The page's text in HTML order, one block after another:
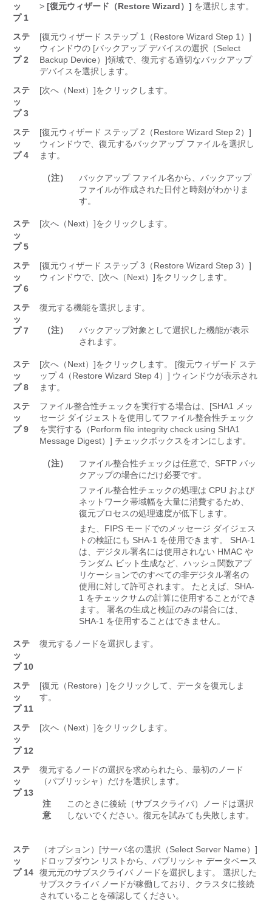
ッ
プ 1
> [復元ウィザード（Restore Wizard）] を選択します。
ステ
ッ
プ 2
[復元ウィザード ステップ 1（Restore Wizard Step 1）]
ウィンドウの [バックアップ デバイスの選択（Select
Backup Device）]領域で、復元する適切なバックアップ
デバイスを選択します。
ステ
ッ
プ 3
[次へ（Next）]をクリックします。
ステ
ッ
プ 4
[復元ウィザード ステップ 2（Restore Wizard Step 2）]
ウィンドウで、復元するバックアップ ファイルを選択し
ます。
（注）
バックアップ ファイル名から、バックアップ
ファイルが作成された日付と時刻がわかりま
す。
ステ
ッ
プ 5
[次へ（Next）]をクリックします。
ステ
ッ
プ 6
[復元ウィザード ステップ 3（Restore Wizard Step 3）]
ウィンドウで、[次へ（Next）]をクリックします。
ステ
ッ
プ 7
復元する機能を選択します。
（注）
バックアップ対象として選択した機能が表示
されます。
ステ
ッ
プ 8
[次へ（Next）]をクリックします。 [復元ウィザード ステ
ップ 4（Restore Wizard Step 4）] ウィンドウが表示され
ます。
ステ
ッ
プ 9
ファイル整合性チェックを実行する場合は、[SHA1 メッ
セージ ダイジェストを使用してファイル整合性チェック
を実行する（Perform file integrity check using SHA1
Message Digest）] チェックボックスをオンにします。
（注）
ファイル整合性チェックは任意で、SFTP バッ
クアップの場合にだけ必要です。
ファイル整合性チェックの処理は CPU および
ネットワーク帯域幅を大量に消費するため、
復元プロセスの処理速度が低下します。
また、FIPS モードでのメッセージ ダイジェス
トの検証にも SHA-1 を使用できます。 SHA-1
は、デジタル署名には使用されない HMAC や
ランダム ビット生成など、ハッシュ関数アプ
リケーションでのすべての非デジタル署名の
使用に対して許可されます。 たとえば、SHA-
1 をチェックサムの計算に使用することができ
ます。 署名の生成と検証のみの場合には、
SHA-1 を使用することはできません。
ステ
ッ
プ 10
復元するノードを選択します。
ステ
ッ
プ 11
[復元（Restore）]をクリックして、データを復元しま
す。
ステ
ッ
プ 12
[次へ（Next）]をクリックします。
ステ
ッ
プ 13
復元するノードの選択を求められたら、最初のノード
（パブリッシャ）だけを選択します。
注
意
このときに後続（サブスクライバ）ノードは選択
しないでください。復元を試みても失敗します。
ステ
ッ
プ 14
（オプション）[サーバ名の選択（Select Server Name）]
ドロップダウン リストから、パブリッシャ データベース
復元元のサブスクライバ ノードを選択します。 選択した
サブスクライバ ノードが稼働しており、クラスタに接続
されていることを確認してください。